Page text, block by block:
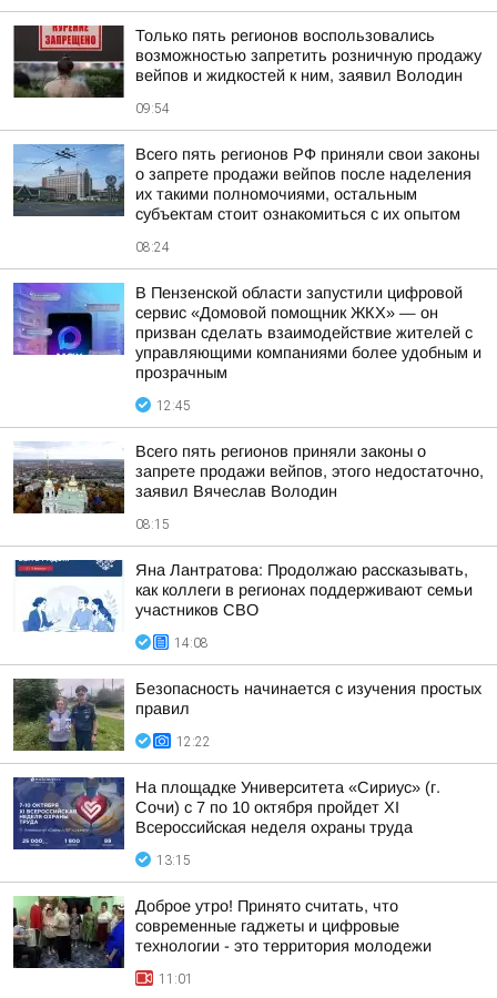
Только пять регионов воспользовались
возможностью запретить розничную продажу
вейпов и жидкостей к ним, заявил Володин
09:54
Всего пять регионов РФ приняли свои законы
о запрете продажи вейпов после наделения
их такими полномочиями, остальным
субъектам стоит ознакомиться с их опытом
08:24
В Пензенской области запустили цифровой
сервис «Домовой помощник ЖКХ» — он
призван сделать взаимодействие жителей с
управляющими компаниями более удобным и
прозрачным
12:45
Всего пять регионов приняли законы о
запрете продажи вейпов, этого недостаточно,
заявил Вячеслав Володин
08:15
Яна Лантратова: Продолжаю рассказывать,
как коллеги в регионах поддерживают семьи
участников СВО
14:08
Безопасность начинается с изучения простых
правил
12:22
На площадке Университета «Сириус» (г.
Сочи) с 7 по 10 октября пройдет XI
Всероссийская неделя охраны труда
13:15
Доброе утро! Принято считать, что
современные гаджеты и цифровые
технологии - это территория молодежи
11:01